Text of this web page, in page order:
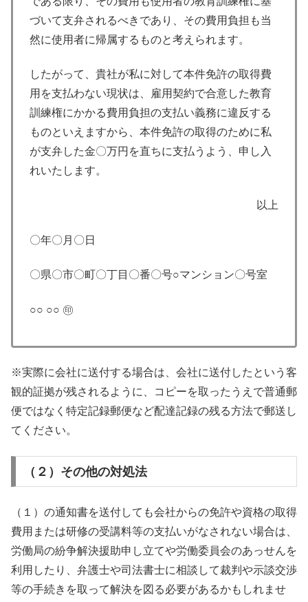
づいて支弁されるべきであり、その費用負担も当
然に使用者に帰属するものと考えられます。
したがって、貴社が私に対して本件免許の取得費
用を支払わない現状は、雇用契約で合意した教育
訓練権にかかる費用負担の支払い義務に違反する
ものといえますから、本件免許の取得のために私
が支弁した金〇万円を直ちに支払うよう、申し入
れいたします。
以上
〇年〇月〇日
〇県〇市〇町〇丁目〇番〇号○マンション〇号室
○○ ○○ ㊞
※実際に会社に送付する場合は、会社に送付したという客
観的証拠が残されるように、コピーを取ったうえで普通郵
便ではなく特定記録郵便など配達記録の残る方法で郵送し
てください。
（２）その他の対処法
（１）の通知書を送付しても会社からの免許や資格の取得
費用または研修の受講料等の支払いがなされない場合は、
労働局の紛争解決援助申し立てや労働委員会のあっせんを
利用したり、弁護士や司法書士に相談して裁判や示談交渉
等の手続きを取って解決を図る必要があるかもしれませ